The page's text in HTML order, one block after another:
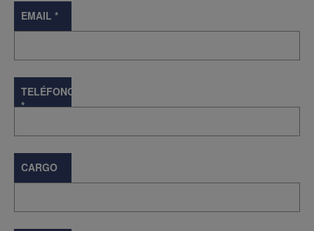
EMAIL *
TELÉFONO
*
CARGO